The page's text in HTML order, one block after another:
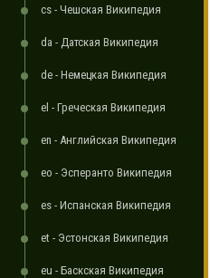
cs - Чешская Википедия
da - Датская Википедия
de - Немецкая Википедия
el - Греческая Википедия
en - Английская Википедия
eo - Эсперанто Википедия
es - Испанская Википедия
et - Эстонская Википедия
eu - Баскская Википедия